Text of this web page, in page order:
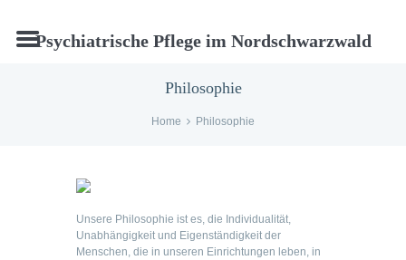
Philosophie
Home Philosophie
Unsere Philosophie ist es, die Individualität,
Unabhängigkeit und Eigenständigkeit der
Menschen, die in unseren Einrichtungen leben, in
Psychiatrische Pflege im Nordschwarzwald